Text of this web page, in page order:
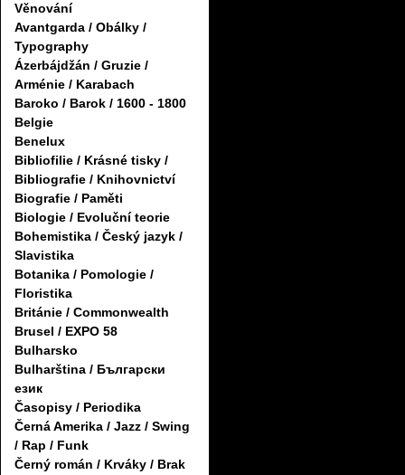
Věnování
Avantgarda / Obálky /
Typography
Ázerbájdžán / Gruzie /
Arménie / Karabach
Baroko / Barok / 1600 - 1800
Belgie
Benelux
Bibliofilie / Krásné tisky /
Bibliografie / Knihovnictví
Biografie / Paměti
Biologie / Evoluční teorie
Bohemistika / Český jazyk /
Slavistika
Botanika / Pomologie /
Floristika
Británie / Commonwealth
Brusel / EXPO 58
Bulharsko
Bulharština / Български
език
Časopisy / Periodika
Černá Amerika / Jazz / Swing
/ Rap / Funk
Černý román / Krváky / Brak